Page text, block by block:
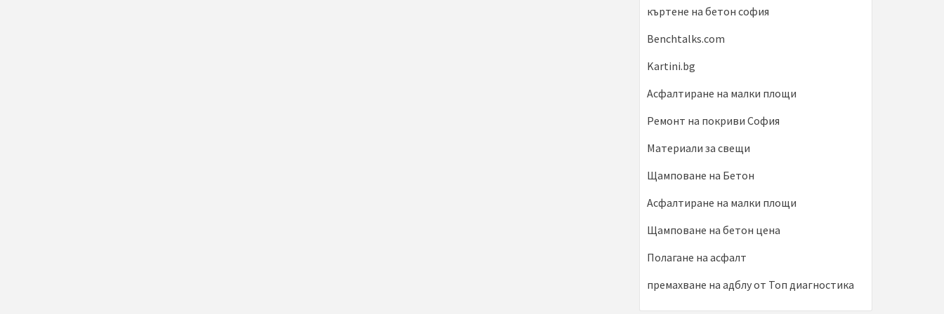
къртене на бетон софия
Benchtalks.com
Kartini.bg
Асфалтиране на малки площи
Ремонт на покриви София
Материали за свещи
Щамповане на Бетон
Асфалтиране на малки площи
Щамповане на бетон цена
Полагане на асфалт
премахване на адблу от Топ диагностика